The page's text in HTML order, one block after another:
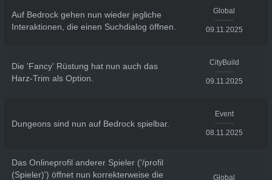
Auf Bedrock gehen nun wieder jegliche
Interaktionen, die einen Suchdialog öffnen.
Global
09.11.2025
Die 'Fancy' Rüstung hat nun auch das
Harz-Trim als Option.
CityBuild
09.11.2025
Dungeons sind nun auf Bedrock spielbar.
Event
08.11.2025
Das Onlineprofil anderer Spieler ('/profil
(Spieler)') öffnet nun korrekterweise die
Global